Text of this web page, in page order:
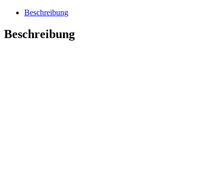
Beschreibung
Beschreibung